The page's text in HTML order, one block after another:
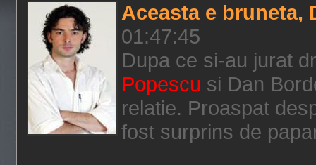
Aceasta e bruneta,
01:47:45
Dupa ce si-au jurat
Popescu si Dan
relatie. Proaspat
fost surprins de